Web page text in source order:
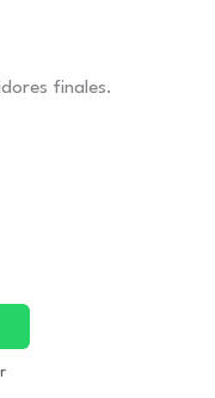
finales.